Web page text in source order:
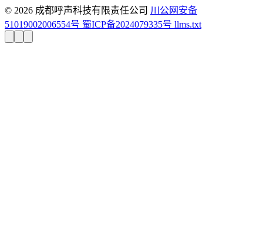
© 2026 成都呼声科技有限责任公司 川公网安备
51019002006554号 蜀ICP备2024079335号 llms.txt